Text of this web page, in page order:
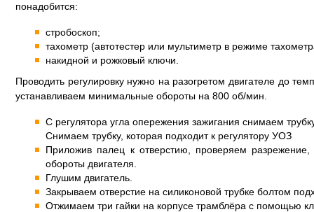
понадобится:
стробоскоп;
тахометр (автотестер или мультиметр в режиме
накидной и рожковый ключи.
Проводить регулировку нужно на разогретом двигателе до
устанавливаем минимальные обороты на 800 об/мин.
С регулятора угла опережения зажигания снимаем
Снимаем трубку, которая подходит к регулятору УОЗ
Приложив палец к отверстию, проверяем
обороты двигателя.
Глушим двигатель.
Закрываем отверстие на силиконовой трубке болтом
Отжимаем три гайки на корпусе трамблёра с помощью